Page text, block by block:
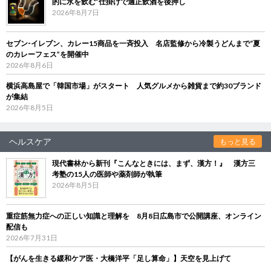
2026年8月7日
セブン‐イレブン、カレー15商品を一斉投入 名店監修から冷製うどんまで“夏
のカレーフェス”を開催中
2026年8月6日
横浜高島屋で「韓国市場」がスタート 人気グルメから雑貨まで約30ブランド
が集結
2026年8月5日
ヘルスケア もっと見る
現代書林から新刊『こんなときには、まず、漢方！』 漢方三
考塾の15人の医師や薬剤師が執筆
2026年8月5日
重症筋無力症への正しい知識と理解を 8月8日広島市で公開講座、オンライン
配信も
2026年7月31日
【がんを生きる緩和ケア医・大橋洋平「足し算命」】天空を見上げて